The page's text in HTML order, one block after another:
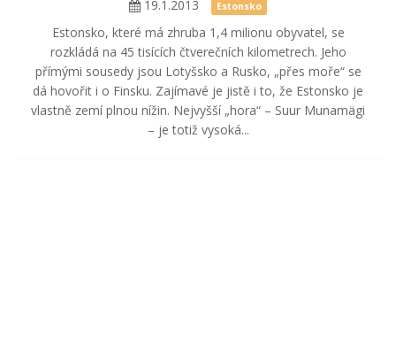
19.1.2013 Estonsko
Estonsko, které má zhruba 1,4 milionu obyvatel, se
rozkládá na 45 tisících čtverečních kilometrech. Jeho
přímými sousedy jsou Lotyšsko a Rusko, „přes moře“ se
dá hovořit i o Finsku. Zajímavé je jistě i to, že Estonsko je
vlastně zemí plnou nížin. Nejvyšší „hora“ – Suur Munamägi
– je totiž vysoká...